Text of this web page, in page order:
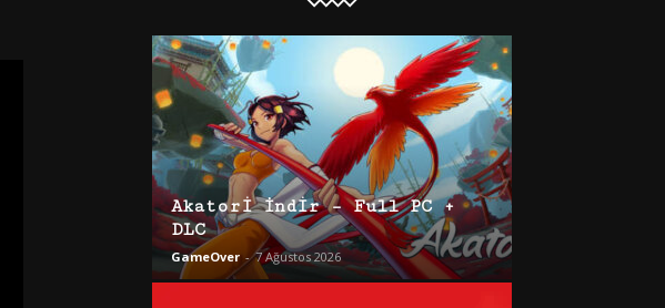
Akatori İndir – Full PC +
DLC
GameOver - 7 Ağustos 2026